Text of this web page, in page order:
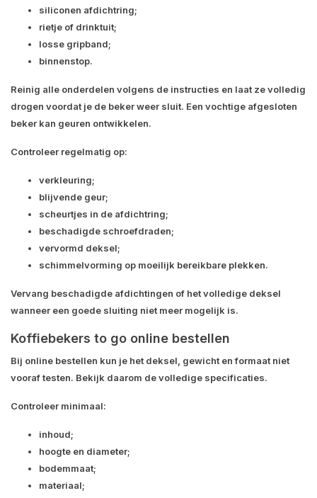
siliconen afdichtring;
rietje of drinktuit;
losse gripband;
binnenstop.
Reinig alle onderdelen volgens de instructies en laat ze volledig
drogen voordat je de beker weer sluit. Een vochtige afgesloten
beker kan geuren ontwikkelen.
Controleer regelmatig op:
verkleuring;
blijvende geur;
scheurtjes in de afdichtring;
beschadigde schroefdraden;
vervormd deksel;
schimmelvorming op moeilijk bereikbare plekken.
Vervang beschadigde afdichtingen of het volledige deksel
wanneer een goede sluiting niet meer mogelijk is.
Koffiebekers to go online bestellen
Bij online bestellen kun je het deksel, gewicht en formaat niet
vooraf testen. Bekijk daarom de volledige specificaties.
Controleer minimaal:
inhoud;
hoogte en diameter;
bodemmaat;
materiaal;